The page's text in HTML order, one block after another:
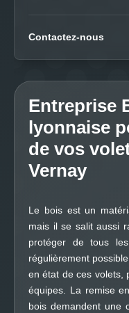
Contactez-nous
Entreprise
lyonnaise
de vos
Vernay
Le bois est un
mais il se salit aussi
protéger de tous
régulièrement
en état de ces volets,
équipes. La remise
bois demandent une